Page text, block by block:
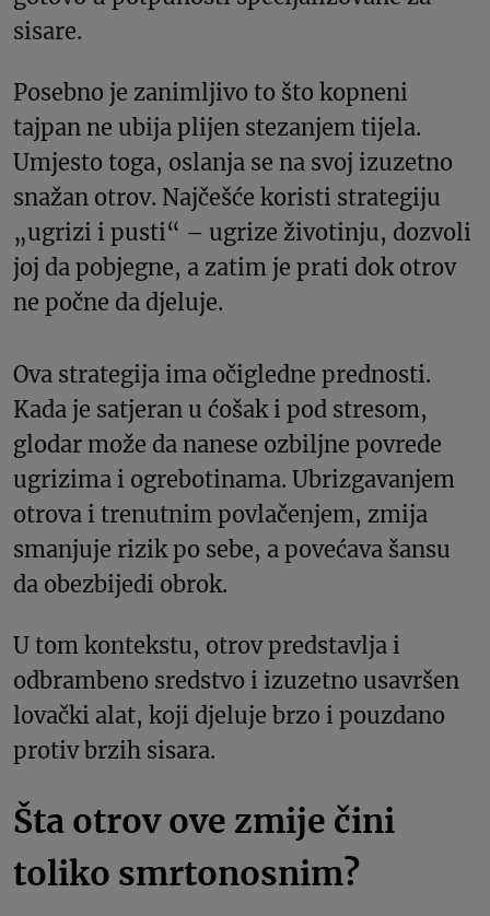
sisare.
Posebno je zanimljivo to što kopneni
tajpan ne ubija plijen stezanjem tijela.
Umjesto toga, oslanja se na svoj izuzetno
snažan otrov. Najčešće koristi strategiju
„ugrizi i pusti“ – ugrize životinju, dozvoli
joj da pobjegne, a zatim je prati dok otrov
ne počne da djeluje.
Ova strategija ima očigledne prednosti.
Kada je satjeran u ćošak i pod stresom,
glodar može da nanese ozbiljne povrede
ugrizima i ogrebotinama. Ubrizgavanjem
otrova i trenutnim povlačenjem, zmija
smanjuje rizik po sebe, a povećava šansu
da obezbijedi obrok.
U tom kontekstu, otrov predstavlja i
odbrambeno sredstvo i izuzetno usavršen
lovački alat, koji djeluje brzo i pouzdano
protiv brzih sisara.
Šta otrov ove zmije čini
toliko smrtonosnim?